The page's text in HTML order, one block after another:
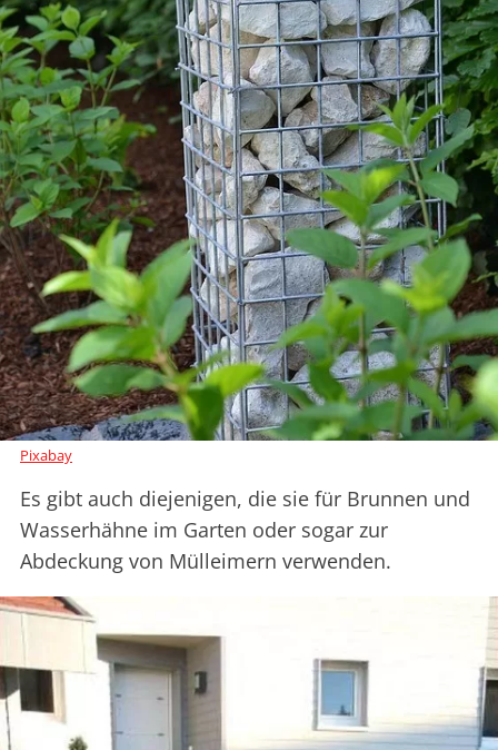
Pixabay
Es gibt auch diejenigen, die sie für Brunnen und
Wasserhähne im Garten oder sogar zur
Abdeckung von Mülleimern verwenden.